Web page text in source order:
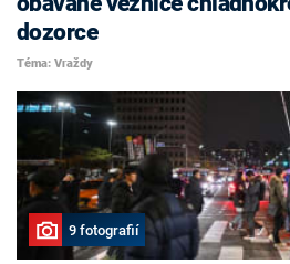
dozorce
Téma: Vraždy
9 fotografií